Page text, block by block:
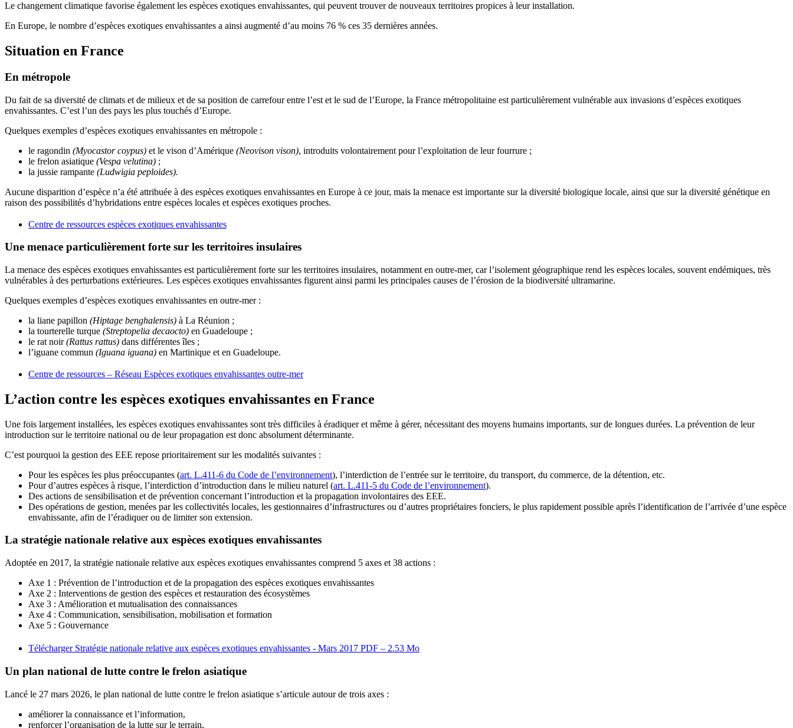
Le changement climatique favorise également les espèces exotiques envahissantes, qui peuvent trouver de nouveaux territoires propices à leur installation.
En Europe, le nombre d’espèces exotiques envahissantes a ainsi augmenté d’au moins 76 % ces 35 dernières années.
Situation en France
En métropole
Du fait de sa diversité de climats et de milieux et de sa position de carrefour entre l’est et le sud de l’Europe, la France métropolitaine est particulièrement vulnérable aux invasions d’espèces exotiques
envahissantes. C’est l’un des pays les plus touchés d’Europe.
Quelques exemples d’espèces exotiques envahissantes en métropole :
le ragondin (Myocastor coypus) et le vison d’Amérique (Neovison vison), introduits volontairement pour l’exploitation de leur fourrure ;
le frelon asiatique (Vespa velutina) ;
la jussie rampante (Ludwigia peploides).
Aucune disparition d’espèce n’a été attribuée à des espèces exotiques envahissantes en Europe à ce jour, mais la menace est importante sur la diversité biologique locale, ainsi que sur la diversité génétique en
raison des possibilités d’hybridations entre espèces locales et espèces exotiques proches.
Centre de ressources espèces exotiques envahissantes
Une menace particulièrement forte sur les territoires insulaires
La menace des espèces exotiques envahissantes est particulièrement forte sur les territoires insulaires, notamment en outre-mer, car l’isolement géographique rend les espèces locales, souvent endémiques, très
vulnérables à des perturbations extérieures. Les espèces exotiques envahissantes figurent ainsi parmi les principales causes de l’érosion de la biodiversité ultramarine.
Quelques exemples d’espèces exotiques envahissantes en outre-mer :
la liane papillon (Hiptage benghalensis) à La Réunion ;
la tourterelle turque (Streptopelia decaocto) en Guadeloupe ;
le rat noir(Rattus rattus) dans différentes îles ;
l’iguane commun (Iguana iguana) en Martinique et en Guadeloupe.
Centre de ressources – Réseau Espèces exotiques envahissantes outre-mer
L’action contre les espèces exotiques envahissantes en France
Une fois largement installées, les espèces exotiques envahissantes sont très difficiles à éradiquer et même à gérer, nécessitant des moyens humains importants, sur de longues durées. La prévention de leur
introduction sur le territoire national ou de leur propagation est donc absolument déterminante.
C’est pourquoi la gestion des EEE repose prioritairement sur les modalités suivantes :
Pour les espèces les plus préoccupantes (art. L.411-6 du Code de l’environnement), l’interdiction de l’entrée sur le territoire, du transport, du commerce, de la détention, etc.
Pour d’autres espèces à risque, l’interdiction d’introduction dans le milieu naturel (art. L.411-5 du Code de l’environnement).
Des actions de sensibilisation et de prévention concernant l’introduction et la propagation involontaires des EEE.
Des opérations de gestion, menées par les collectivités locales, les gestionnaires d’infrastructures ou d’autres propriétaires fonciers, le plus rapidement possible après l’identification de l’arrivée d’une espèce
envahissante, afin de l’éradiquer ou de limiter son extension.
La stratégie nationale relative aux espèces exotiques envahissantes
Adoptée en 2017, la stratégie nationale relative aux espèces exotiques envahissantes comprend 5 axes et 38 actions :
Axe 1 : Prévention de l’introduction et de la propagation des espèces exotiques envahissantes
Axe 2 : Interventions de gestion des espèces et restauration des écosystèmes
Axe 3 : Amélioration et mutualisation des connaissances
Axe 4 : Communication, sensibilisation, mobilisation et formation
Axe 5 : Gouvernance
Télécharger Stratégie nationale relative aux espèces exotiques envahissantes - Mars 2017 PDF – 2.53 Mo
Un plan national de lutte contre le frelon asiatique
Lancé le 27 mars 2026, le plan national de lutte contre le frelon asiatique s’articule autour de trois axes :
améliorer la connaissance et l’information,
renforcer l’organisation de la lutte sur le terrain,